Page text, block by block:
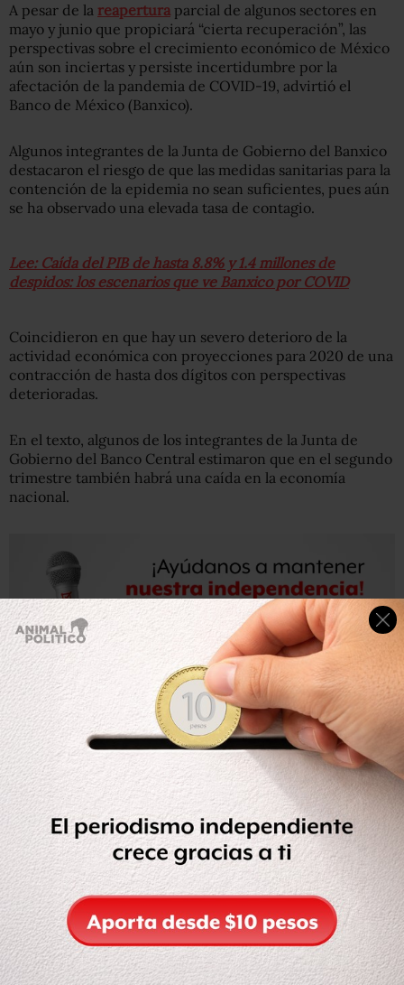
A pesar de la reaperturaparcial de algunos sectores en
mayo y junio que propiciará “cierta recuperación”, las
perspectivas sobre el crecimiento económico de México
aún son inciertas y persiste incertidumbre por la
afectación de la pandemia de COVID-19, advirtió el
Banco de México (Banxico).
Algunos integrantes de la Junta de Gobierno del Banxico
destacaron el riesgo de que las medidas sanitarias para la
contención de la epidemia no sean suficientes, pues aún
se ha observado una elevada tasa de contagio.
Lee: Caída del PIB de hasta 8.8% y 1.4 millones de
despidos: los escenarios que ve Banxico por COVID
Coincidieron en que hay un severo deterioro de la
actividad económica con proyecciones para 2020 de una
contracción de hasta dos dígitos con perspectivas
deterioradas.
En el texto, algunos de los integrantes de la Junta de
Gobierno del Banco Central estimaron que en el segundo
trimestre también habrá una caída en la economía
nacional.
Uno de los integrantes destacó que las estimaciones
sobre la fecha en que la crisis sanitaria llegará a su punto
máximo en México se han venido postergando, lo que
combinado con la experiencia de otros países sugiere el
riesgo de nuevos brotes.
Te puede interesar: ‘La generación del confinamiento’:
COVID dejó a uno de cada seis jóvenes en el mundo sin
trabajo: OIT